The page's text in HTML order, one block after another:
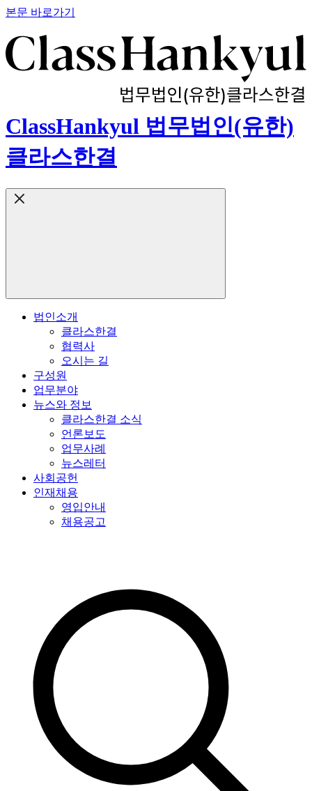
본문 바로가기
ClassHankyul 법무법인(유한)
클라스한결
법인소개
클라스한결
협력사
오시는 길
구성원
업무분야
뉴스와 정보
클라스한결 소식
언론보도
업무사례
뉴스레터
사회공헌
인재채용
영입안내
채용공고